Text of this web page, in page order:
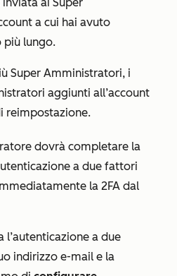
a cui hai avuto
più lungo.
Super Amministratori, i
aggiunti all’account
reimpostazione.
dovrà completare la
a due fattori
la 2FA dal
a due
indirizzo e-mail e la